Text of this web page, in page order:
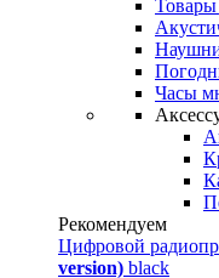
Товары
Часы
Рекомендуем
Цифровой
version) black